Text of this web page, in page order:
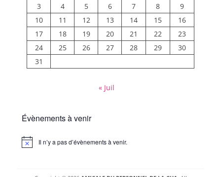
3
4 5 6 7 8
9
10
11 12 13 14 15
16
17
18 19 20 21 22
23
24
25 26 27 28 29
30
31
« Juil
Évènements à venir
Notice Il n’y a pas d’évènements à venir.